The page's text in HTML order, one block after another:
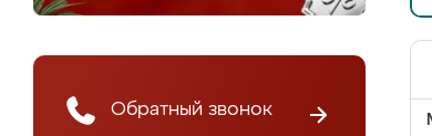
Обратный звонок